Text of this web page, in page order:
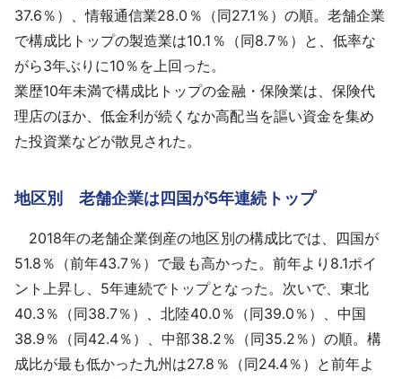
37.6％）、情報通信業28.0％（同27.1％）の順。老舗企業
で構成比トップの製造業は10.1％（同8.7％）と、低率な
がら3年ぶりに10％を上回った。
業歴10年未満で構成比トップの金融・保険業は、保険代
理店のほか、低金利が続くなか高配当を謳い資金を集め
た投資業などが散見された。
地区別 老舗企業は四国が5年連続トップ
2018年の老舗企業倒産の地区別の構成比では、四国が
51.8％（前年43.7％）で最も高かった。前年より8.1ポイ
ント上昇し、5年連続でトップとなった。次いで、東北
40.3％（同38.7％）、北陸40.0％（同39.0％）、中国
38.9％（同42.4％）、中部38.2％（同35.2％）の順。構
成比が最も低かった九州は27.8％（同24.4％）と前年よ